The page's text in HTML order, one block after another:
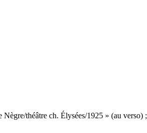
théâtre ch. Élysées/1925 » (au verso) ;